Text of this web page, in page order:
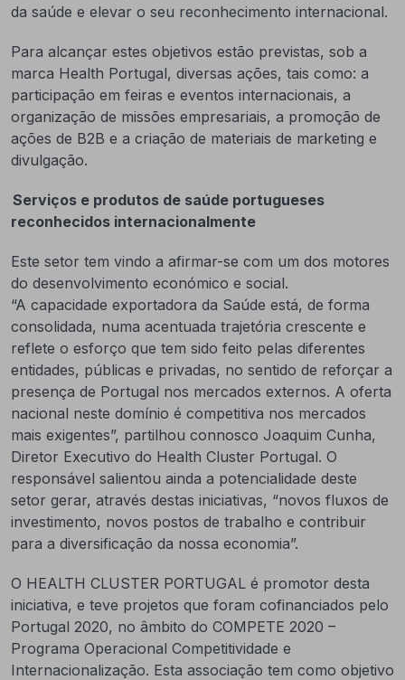
da saúde e elevar o seu reconhecimento internacional.
Para alcançar estes objetivos estão previstas, sob a
marca Health Portugal, diversas ações, tais como: a
participação em feiras e eventos internacionais, a
organização de missões empresariais, a promoção de
ações de B2B e a criação de materiais de marketing e
divulgação.
Serviços e produtos de saúde portugueses
reconhecidos internacionalmente
Este setor tem vindo a afirmar-se com um dos motores
do desenvolvimento económico e social.
“A capacidade exportadora da Saúde está, de forma
consolidada, numa acentuada trajetória crescente e
reflete o esforço que tem sido feito pelas diferentes
entidades, públicas e privadas, no sentido de reforçar a
presença de Portugal nos mercados externos. A oferta
nacional neste domínio é competitiva nos mercados
mais exigentes”, partilhou connosco Joaquim Cunha,
Diretor Executivo do Health Cluster Portugal. O
responsável salientou ainda a potencialidade deste
setor gerar, através destas iniciativas, “novos fluxos de
investimento, novos postos de trabalho e contribuir
para a diversificação da nossa economia”.
O HEALTH CLUSTER PORTUGAL é promotor desta
iniciativa, e teve projetos que foram cofinanciados pelo
Portugal 2020, no âmbito do COMPETE 2020 –
Programa Operacional Competitividade e
Internacionalização. Esta associação tem como objetivo